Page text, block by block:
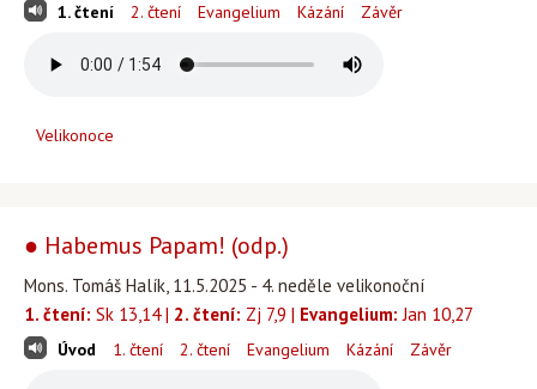
1. čtení 2. čtení Evangelium Kázání Závěr
Velikonoce
● Habemus Papam! (odp.)
Mons. Tomáš Halík, 11.5.2025 - 4. neděle velikonoční
1. čtení: Sk 13,14 | 2. čtení: Zj 7,9 | Evangelium: Jan 10,27
Úvod 1. čtení 2. čtení Evangelium Kázání Závěr